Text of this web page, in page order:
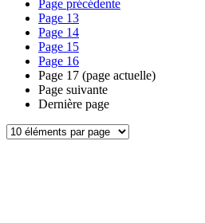
Page précédente
Page 13
Page 14
Page 15
Page 16
Page 17 (page actuelle)
Page suivante
Dernière page